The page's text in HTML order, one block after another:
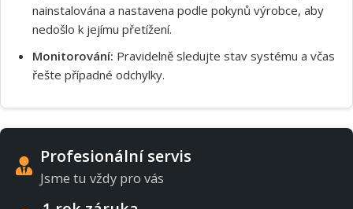
nainstalována a nastavena podle pokynů výrobce, aby
nedošlo k jejímu přetížení.
Monitorování: Pravidelně sledujte stav systému a včas
řešte případné odchylky.
Profesionální servis
Jsme tu vždy pro vás